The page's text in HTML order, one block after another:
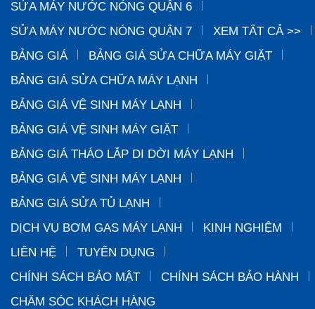
SỬA MÁY NƯỚC NÓNG QUẬN 6
SỬA MÁY NƯỚC NÓNG QUẬN 7
XEM TẤT CẢ >>
BẢNG GIÁ
BẢNG GIÁ SỬA CHỮA MÁY GIẶT
BẢNG GIÁ SỬA CHỮA MÁY LẠNH
BẢNG GIÁ VỆ SINH MÁY LẠNH
BẢNG GIÁ VỆ SINH MÁY GIẶT
BẢNG GIÁ THÁO LẮP DI DỜI MÁY LẠNH
BẢNG GIÁ VỆ SINH MÁY LẠNH
BẢNG GIÁ SỬA TỦ LẠNH
DỊCH VỤ BƠM GAS MÁY LẠNH
KINH NGHIỆM
LIÊN HỆ
TUYỂN DỤNG
CHÍNH SÁCH BẢO MẬT
CHÍNH SÁCH BẢO HÀNH
CHĂM SÓC KHÁCH HÀNG